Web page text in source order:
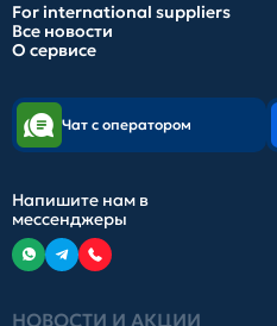
For international suppliers
Все новости
О сервисе
НОВОСТИ И АКЦИИ
Чат с оператором
Напишите нам в
мессенджеры